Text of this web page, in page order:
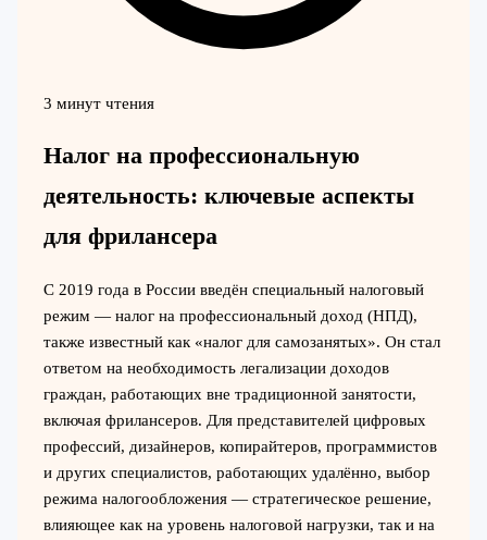
3 минут чтения
Налог на профессиональную
деятельность: ключевые аспекты
для фрилансера
С 2019 года в России введён специальный налоговый
режим — налог на профессиональный доход (НПД),
также известный как «налог для самозанятых». Он стал
ответом на необходимость легализации доходов
граждан, работающих вне традиционной занятости,
включая фрилансеров. Для представителей цифровых
профессий, дизайнеров, копирайтеров, программистов
и других специалистов, работающих удалённо, выбор
режима налогообложения — стратегическое решение,
влияющее как на уровень налоговой нагрузки, так и на